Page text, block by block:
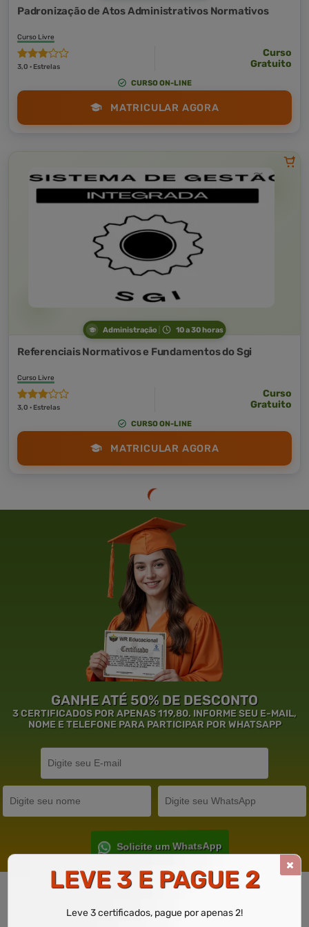
Padronização de Atos Administrativos Normativos
Curso Livre
3,0 · Estrelas
Curso
Gratuito
CURSO ON-LINE
MATRICULAR AGORA
Administração 10 a 30 horas
Referenciais Normativos e Fundamentos do Sgi
Curso Livre
3,0 · Estrelas
Curso
Gratuito
CURSO ON-LINE
MATRICULAR AGORA
GANHE ATÉ 50% DE DESCONTO
3 CERTIFICADOS POR APENAS 119,80. INFORME SEU E-MAIL,
NOME E TELEFONE PARA PARTICIPAR POR WHATSAPP
Solicite um WhatsApp
Garantia deEducaçãode Excelência.
LEVE 3 E PAGUE 2
Leve 3 certificados, pague por apenas 2!